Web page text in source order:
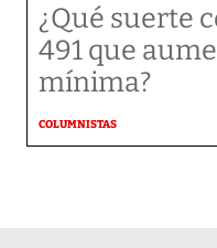
¿Qué suerte
491 que
mínima?
COLUMNISTAS